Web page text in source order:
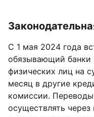
С 1 мая 2024 года
обязывающий банки
физических лиц на
месяц в другие
комиссии.
осуществлять